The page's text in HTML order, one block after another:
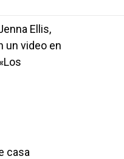
Ellis,
un video en
casa